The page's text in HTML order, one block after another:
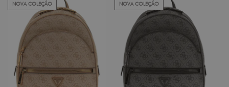
NOVA COLEÇÃO NOVA COLEÇÃO